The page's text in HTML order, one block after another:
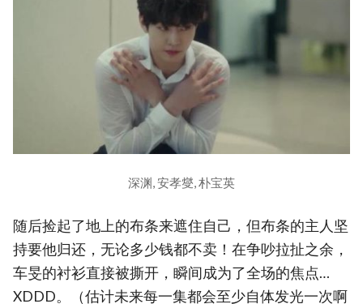
深渊, 安孝燮, 朴宝英
随后捡起了地上的布条来遮住自己，但布条的主人坚
持要他归还，无论多少钱都不卖！在争吵拉扯之余，
车旻的衬衫直接被撕开，瞬间成为了全场的焦点…
XDDD。（估计未来每一集都会至少自体发光一次啊